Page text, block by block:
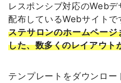
レスポンシブ対応のWeb
配布しているWebサイトで
ステサロンのホームペー
した、数多くのレイアウト
テンプレートをダウンロー